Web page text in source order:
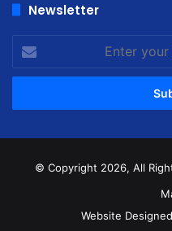
Newsletter
your
Email
© Copyright 2026, All
Website